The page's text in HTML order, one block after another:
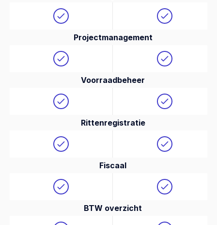
Projectmanagement
Voorraadbeheer
Rittenregistratie
Fiscaal
BTW overzicht